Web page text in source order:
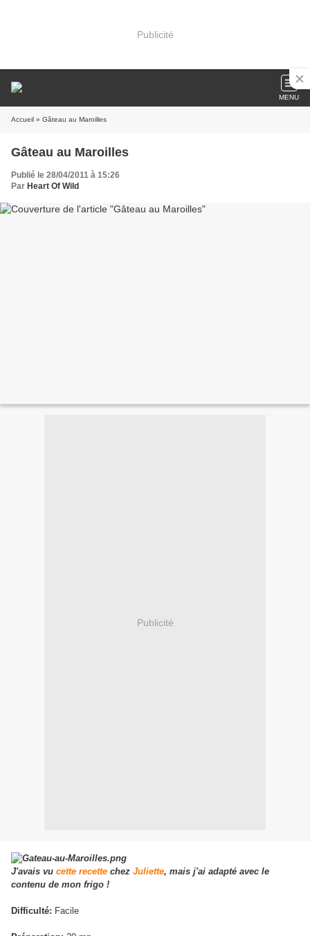
Publicité
MENU
Accueil » Gâteau au Maroilles
Gâteau au Maroilles
Publié le 28/04/2011 à 15:26
Par Heart Of Wild
Publicité
J'avais vu cette recette chez Juliette, mais j'ai adapté avec le
contenu de mon frigo !
Difficulté: Facile